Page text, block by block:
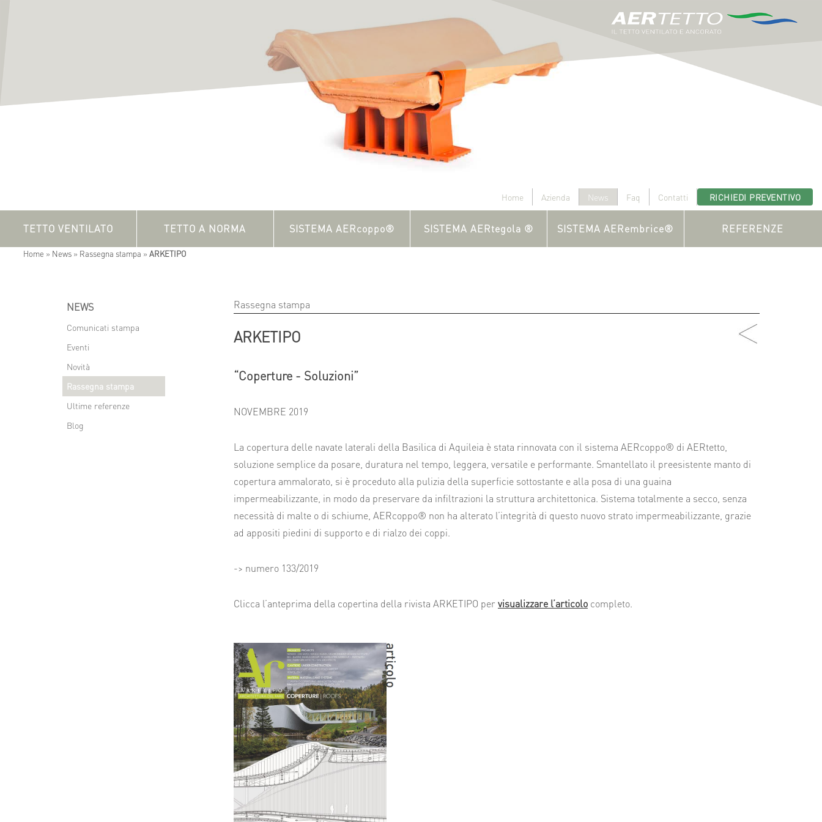
Home Azienda News Faq Contatti RICHIEDI PREVENTIVO
TETTO VENTILATO TETTO A NORMA SISTEMA AERcoppo® SISTEMA AERtegola ® SISTEMA AERembrice® REFERENZE
Home » News » Rassegna stampa » ARKETIPO
Rassegna stampa
ARKETIPO
“Coperture - Soluzioni”
NOVEMBRE 2019
La copertura delle navate laterali della Basilica di Aquileia è stata rinnovata con il sistema AERcoppo® di AERtetto,
soluzione semplice da posare, duratura nel tempo, leggera, versatile e performante. Smantellato il preesistente manto di
copertura ammalorato, si è proceduto alla pulizia della superficie sottostante e alla posa di una guaina
impermeabilizzante, in modo da preservare da infiltrazioni la struttura architettonica. Sistema totalmente a secco, senza
necessità di malte o di schiume, AERcoppo® non ha alterato l’integrità di questo nuovo strato impermeabilizzante, grazie
ad appositi piedini di supporto e di rialzo dei coppi.
-> numero 133/2019
Clicca l’anteprima della copertina della rivista ARKETIPO pervisualizzare l’articolo completo.
NEWS
Comunicati stampa
Eventi
Novità
Rassegna stampa
Ultime referenze
Blog